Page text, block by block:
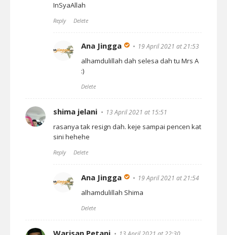
InSyaAllah
Reply Delete
Ana Jingga 19 April 2021 at 21:53
alhamdulillah dah selesa dah tu Mrs A
:)
Delete
shima jelani 13 April 2021 at 15:51
rasanya tak resign dah. keje sampai pencen kat
sini hehehe
Reply Delete
Ana Jingga 19 April 2021 at 21:54
alhamdulillah Shima
Delete
Warisan Petani